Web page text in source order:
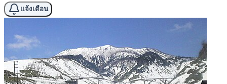
แจ้งเตือน